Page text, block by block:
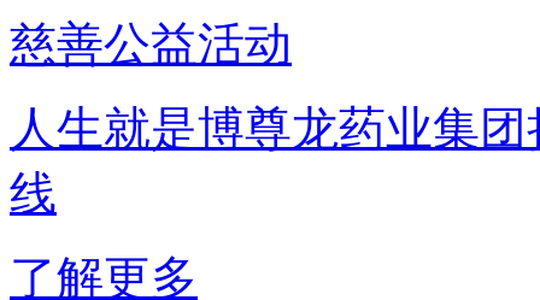
慈善公益活动
人生就是博尊龙药业集
线
了解更多